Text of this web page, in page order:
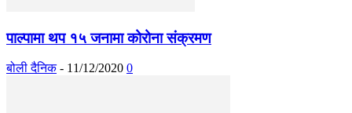
पाल्पामा थप १५ जनामा कोरोना संक्रमण
बोली दैनिक - 11/12/2020 0